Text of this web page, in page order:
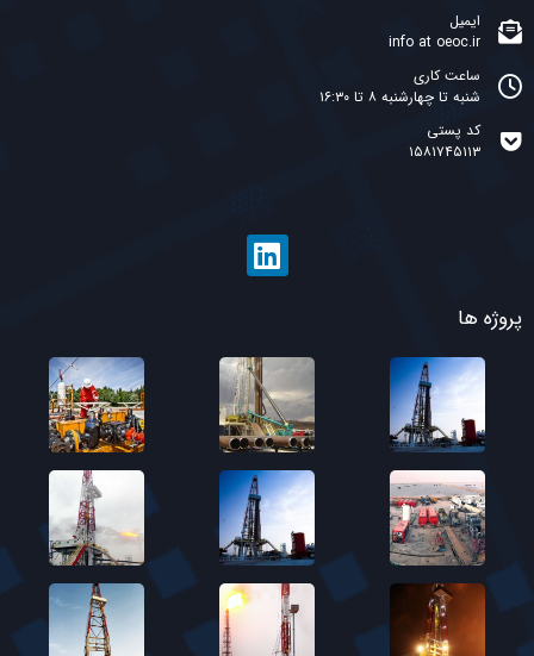
ایمیل
info at oeoc.ir
ساعت کاری
شنبه تا چهارشنبه ۸ تا ۱۶:۳۰
کد پستی
۱۵۸۱۷۴۵۱۱۳
پروژه ها